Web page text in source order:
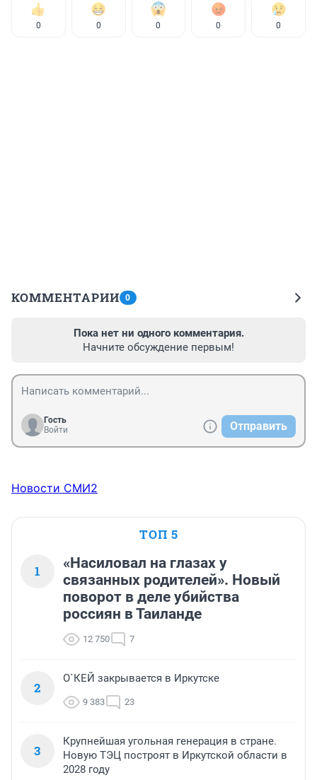
0 0 0 0 0
КОММЕНТАРИИ 0
Пока нет ни одного комментария.
Начните обсуждение первым!
Гость
Войти
Отправить
Новости СМИ2
ТОП 5
1
«Насиловал на глазах у
связанных родителей». Новый
поворот в деле убийства
россиян в Таиланде
12 750 7
2
О`КЕЙ закрывается в Иркутске
9 383 23
3
Крупнейшая угольная генерация в стране.
Новую ТЭЦ построят в Иркутской области в
2028 году